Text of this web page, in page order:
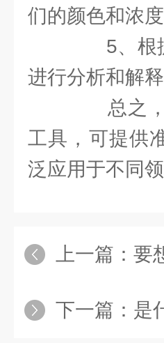
们的颜色和浓度
5、根据
进行分析和解释
总之，
工具，可提供
泛应用于不同
上一篇： 要
下一篇： 是